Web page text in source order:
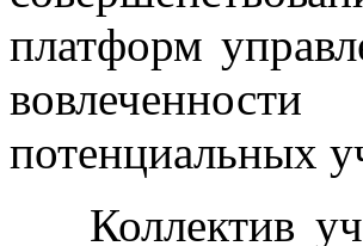
платформ
потенциальных
Коллектив